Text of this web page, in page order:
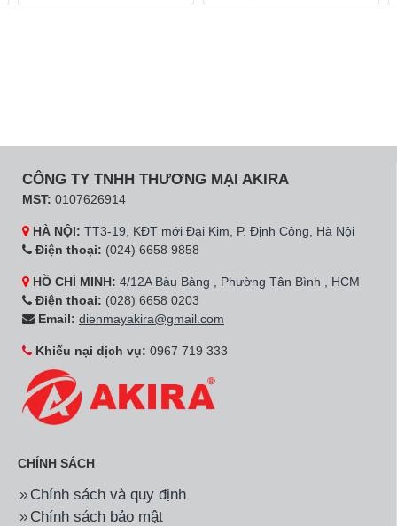
CÔNG TY TNHH THƯƠNG MẠI AKIRA
MST: 0107626914
HÀ NỘI: TT3-19, KĐT mới Đại Kim, P. Định Công, Hà Nội
Điện thoại: (024) 6658 9858
HỒ CHÍ MINH: 4/12A Bàu Bàng , Phường Tân Bình , HCM
Điện thoại: (028) 6658 0203
Email: dienmayakira@gmail.com
Khiếu nại dịch vụ: 0967 719 333
CHÍNH SÁCH
Chính sách và quy định
Chính sách bảo mật